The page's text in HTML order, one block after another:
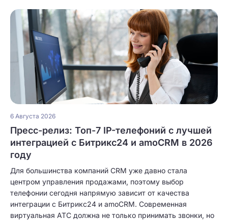
6 Августа 2026
Пресс-релиз: Топ-7 IP-телефоний с лучшей
интеграцией с Битрикс24 и amoCRM в 2026
году
Для большинства компаний CRM уже давно стала
центром управления продажами, поэтому выбор
телефонии сегодня напрямую зависит от качества
интеграции с Битрикс24 и amoCRM. Современная
виртуальная АТС должна не только принимать звонки, но